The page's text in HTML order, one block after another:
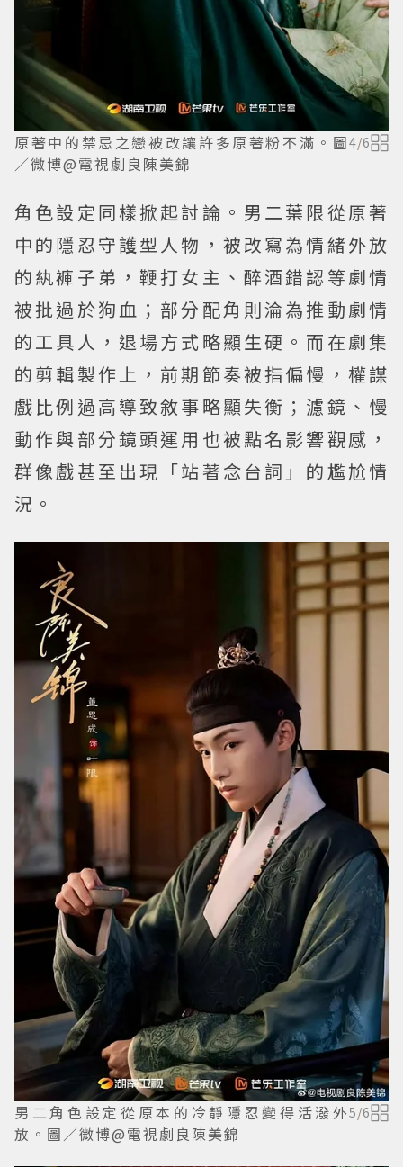
原著中的禁忌之戀被改讓許多原著粉不滿。圖
／微博@電視劇良陳美錦
4/6
角色設定同樣掀起討論。男二葉限從原著
中的隱忍守護型人物，被改寫為情緒外放
的紈褲子弟，鞭打女主、醉酒錯認等劇情
被批過於狗血；部分配角則淪為推動劇情
的工具人，退場方式略顯生硬。而在劇集
的剪輯製作上，前期節奏被指偏慢，權謀
戲比例過高導致敘事略顯失衡；濾鏡、慢
動作與部分鏡頭運用也被點名影響觀感，
群像戲甚至出現「站著念台詞」的尷尬情
況。
男二角色設定從原本的冷靜隱忍變得活潑外
放。圖／微博@電視劇良陳美錦
5/6